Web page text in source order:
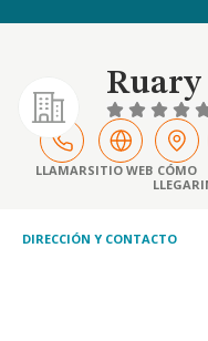
Ruary
LLAMARSITIO WEB CÓMO
LLEGAR
DIRECCIÓN Y CONTACTO